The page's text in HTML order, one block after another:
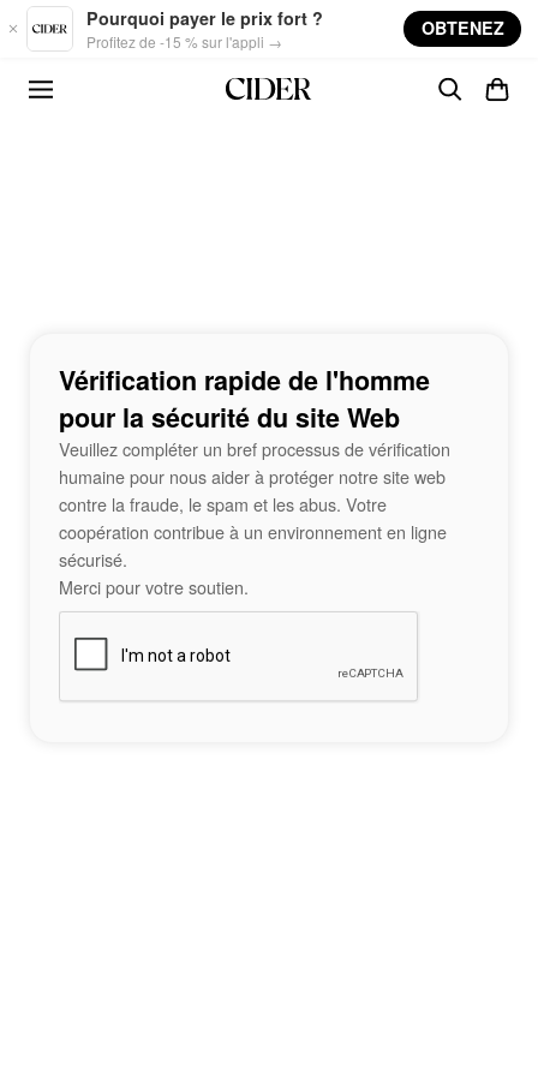
Skip to main content
Pourquoi payer le prix fort ?
Profitez de -15 % sur l'appli →
OBTENEZ
Vérification rapide de l'homme
pour la sécurité du site Web
Veuillez compléter un bref processus de vérification
humaine pour nous aider à protéger notre site web
contre la fraude, le spam et les abus. Votre
coopération contribue à un environnement en ligne
sécurisé.
Merci pour votre soutien.